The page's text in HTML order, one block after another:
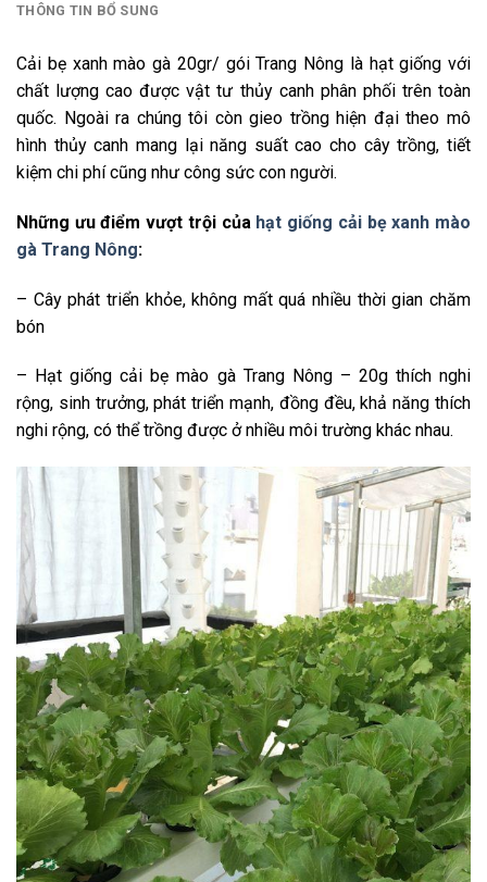
THÔNG TIN BỔ SUNG
Cải bẹ xanh mào gà 20gr/ gói Trang Nông là hạt giống với
chất lượng cao được vật tư thủy canh phân phối trên toàn
quốc. Ngoài ra chúng tôi còn gieo trồng hiện đại theo mô
hình thủy canh mang lại năng suất cao cho cây trồng, tiết
kiệm chi phí cũng như công sức con người.
Những ưu điểm vượt trội của hạt giống cải bẹ xanh mào
gà Trang Nông:
– Cây phát triển khỏe, không mất quá nhiều thời gian chăm
bón​
– Hạt giống cải bẹ mào gà Trang Nông – 20g thích nghi
rộng, sinh trưởng, phát triển mạnh, đồng đều, khả năng thích
nghi rộng, có thể trồng được ở nhiều môi trường khác nhau.